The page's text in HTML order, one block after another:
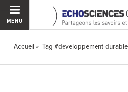
MENU
Accueil Tag #developpement-durable